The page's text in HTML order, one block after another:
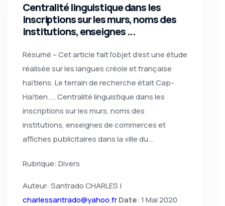
Centralité linguistique dans les
inscriptions sur les murs, noms des
institutions, enseignes ...
Résumé – Cet article fait l’objet d’est une étude
réalisée sur les langues créole et française
haïtiens. Le terrain de recherche était Cap-
Haïtien.... Centralité linguistique dans les
inscriptions sur les murs, noms des
institutions, enseignes de commerces et
affiches publicitaires dans la ville du...
Rubrique: Divers
Auteur: Santrado CHARLES |
charlessantrado@yahoo.frDate: 1 Mai 2020